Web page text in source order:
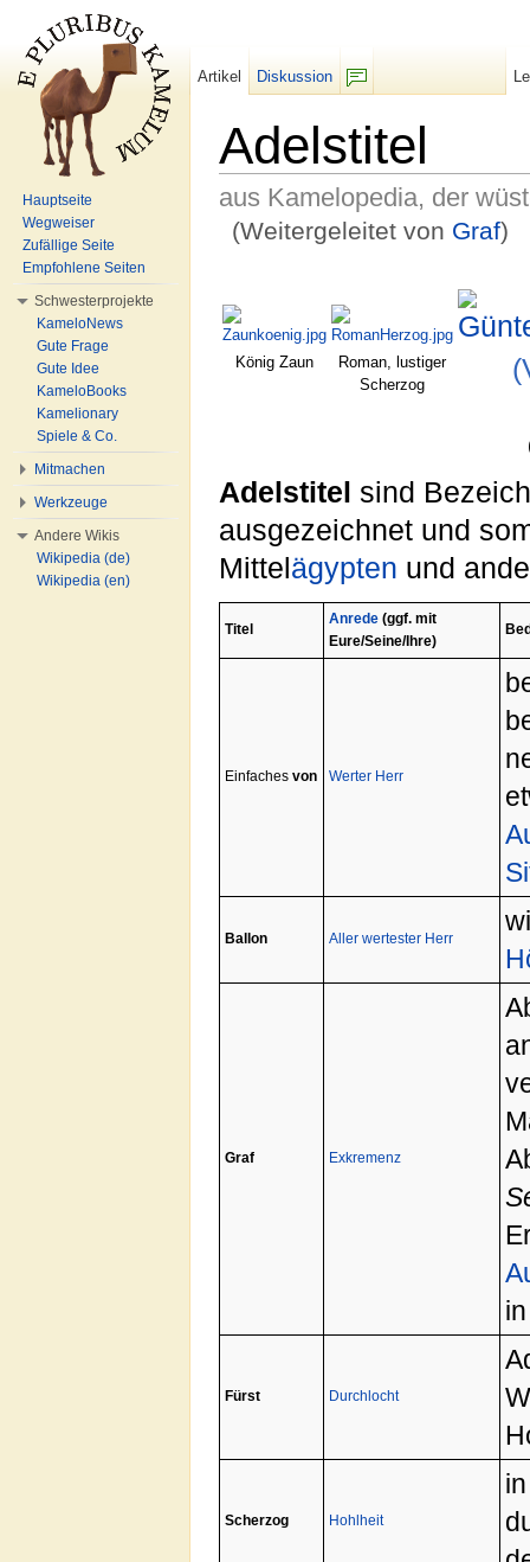
Adelstitel
aus Kamelopedia, der
(Weitergeleitet von Graf)
König Zaun
Roman, lustiger
Scherzog
Adelstitel sind
ausgezeichnet und
Mittelägypten und
Titel
Anrede (ggf. mit
Eure/Seine/Ihre)
Einfaches von Werter Herr
Ballon Aller wertester Herr
Graf Exkremenz
Fürst Durchlocht
Scherzog Hohlheit
Artikel
Diskussion
Hauptseite
Wegweiser
Zufällige Seite
Empfohlene Seiten
Schwesterprojekte
KameloNews
Gute Frage
Gute Idee
KameloBooks
Kamelionary
Spiele & Co.
Mitmachen
Werkzeuge
Andere Wikis
Wikipedia (de)
Wikipedia (en)